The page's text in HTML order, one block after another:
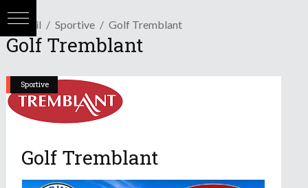
Accueil Sportive Golf Tremblant
Golf Tremblant
Sportive
Golf Tremblant